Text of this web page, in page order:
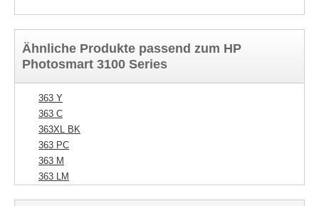
Ähnliche Produkte passend zum HP
Photosmart 3100 Series
363 Y
363 C
363XL BK
363 PC
363 M
363 LM